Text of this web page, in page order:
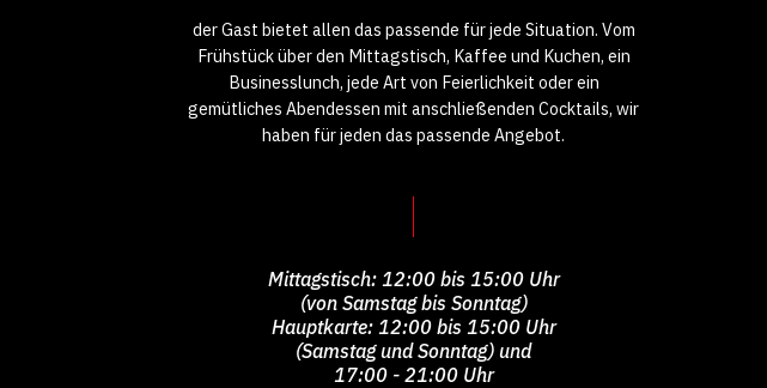
der Gast bietet allen das passende für jede Situation. Vom
Frühstück über den Mittagstisch, Kaffee und Kuchen, ein
Businesslunch, jede Art von Feierlichkeit oder ein
gemütliches Abendessen mit anschließenden Cocktails, wir
haben für jeden das passende Angebot.
Mittagstisch: 12:00 bis 15:00 Uhr
(von Samstag bis Sonntag)
Hauptkarte: 12:00 bis 15:00 Uhr
(Samstag und Sonntag) und
17:00 - 21:00 Uhr